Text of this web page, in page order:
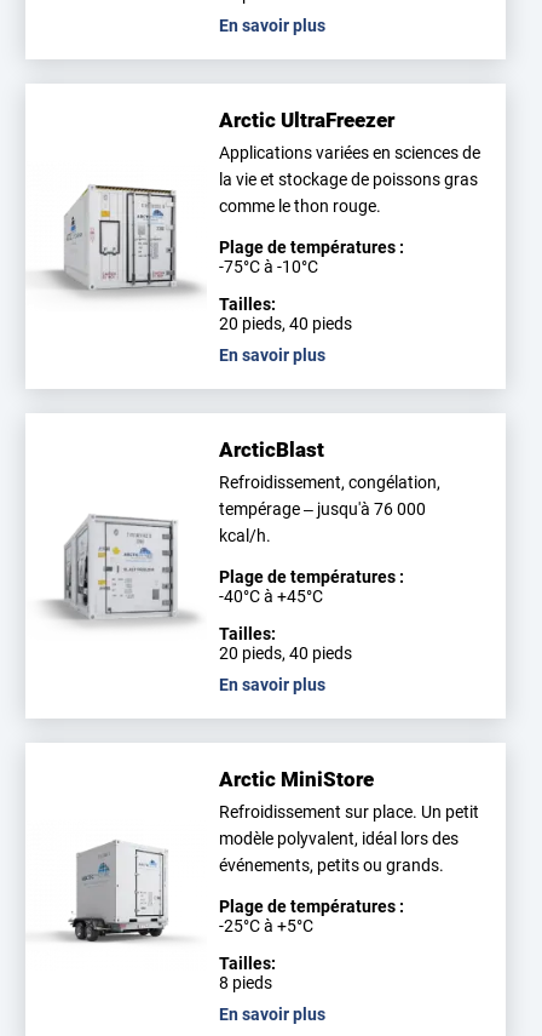
En savoir plus
Arctic UltraFreezer
Applications variées en sciences de
la vie et stockage de poissons gras
comme le thon rouge.
Plage de températures :
-75°C à -10°C
Tailles:
20 pieds, 40 pieds
En savoir plus
ArcticBlast
Refroidissement, congélation,
tempérage – jusqu'à 76 000
kcal/h.
Plage de températures :
-40°C à +45°C
Tailles:
20 pieds, 40 pieds
En savoir plus
Arctic MiniStore
Refroidissement sur place. Un petit
modèle polyvalent, idéal lors des
événements, petits ou grands.
Plage de températures :
-25°C à +5°C
Tailles:
8 pieds
En savoir plus